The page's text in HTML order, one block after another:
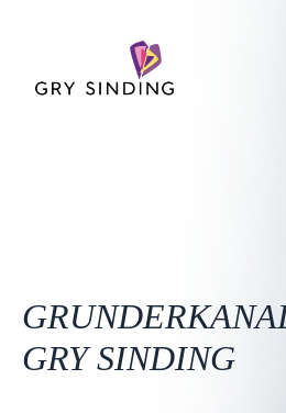
GRY SINDING